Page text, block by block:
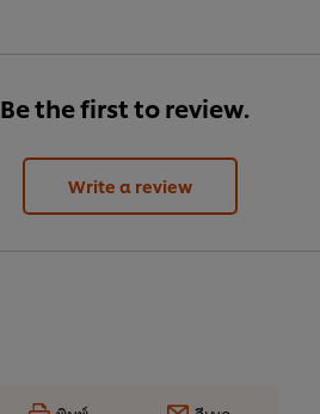
Be the first to review.
Write a review